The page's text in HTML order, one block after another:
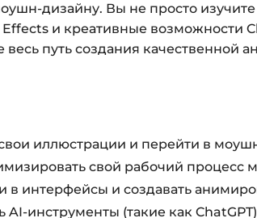
дизайну. Вы не просто
и креативные возможности
путь создания качественной
иллюстрации и перейти в
свой рабочий процесс
в интерфейсы и создавать
инструменты (такие как